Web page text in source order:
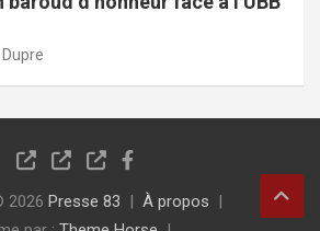
2026 Presse 83
À propos